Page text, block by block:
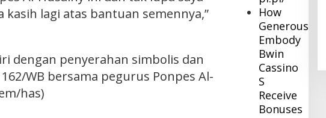
kasih lagi atas bantuan semennya,”
dengan penyerahan simbolis dan
WB bersama pegurus Ponpes Al-
has)
How
Generous
Embody
Bwin
Cassino
S
Receive
Bonuses
Pj Bupati Inhil Sambangi BNPB,
Konsultasi Dana Hibah Rehabilitasi
dan Konstruksi Pascabencana